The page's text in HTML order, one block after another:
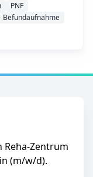
PNF
Befundaufnahme
Reha-Zentrum
(m/w/d).